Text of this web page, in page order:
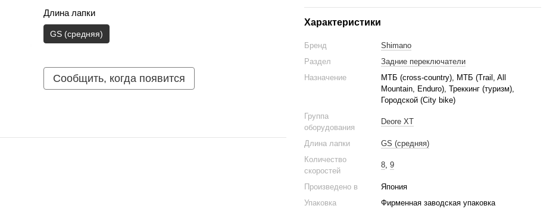
Длина лапки
GS (средняя)
Сообщить, когда появится
Характеристики
Бренд
Shimano
Раздел
Задние переключатели
Назначение
МТБ (cross-country), МТБ (Trail, All
Mountain, Enduro), Треккинг (туризм),
Городской (City bike)
Группа
оборудования
Deore XT
Длина лапки
GS (средняя)
Количество
скоростей
8, 9
Произведено в
Япония
Упаковка
Фирменная заводская упаковка